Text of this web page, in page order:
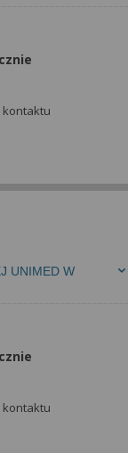
kontaktu
UNIMED W
kontaktu